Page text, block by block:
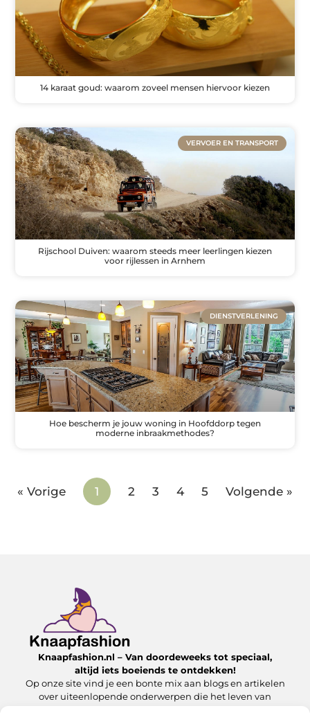
14 karaat goud: waarom zoveel mensen hiervoor kiezen
VERVOER EN TRANSPORT
Rijschool Duiven: waarom steeds meer leerlingen kiezen
voor rijlessen in Arnhem
DIENSTVERLENING
Hoe bescherm je jouw woning in Hoofddorp tegen
moderne inbraakmethodes?
« Vorige 1 2 3 4 5 Volgende »
Knaapfashion.nl – Van doordeweeks tot speciaal,
altijd iets boeiends te ontdekken!
Op onze site vind je een bonte mix aan blogs en artikelen
over uiteenlopende onderwerpen die het leven van